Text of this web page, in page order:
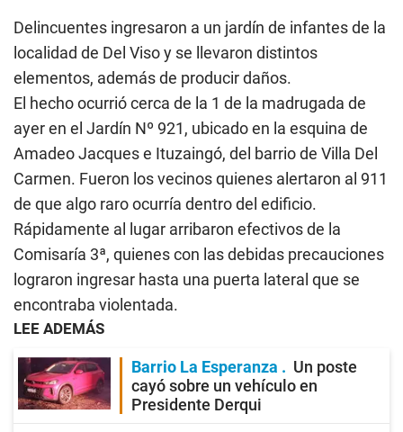
Delincuentes ingresaron a un jardín de infantes de la
localidad de Del Viso y se llevaron distintos
elementos, además de producir daños.
El hecho ocurrió cerca de la 1 de la madrugada de
ayer en el Jardín Nº 921, ubicado en la esquina de
Amadeo Jacques e Ituzaingó, del barrio de Villa Del
Carmen. Fueron los vecinos quienes alertaron al 911
de que algo raro ocurría dentro del edificio.
Rápidamente al lugar arribaron efectivos de la
Comisaría 3ª, quienes con las debidas precauciones
lograron ingresar hasta una puerta lateral que se
encontraba violentada.
LEE ADEMÁS
Barrio La Esperanza
Un poste
cayó sobre un vehículo en
Presidente Derqui